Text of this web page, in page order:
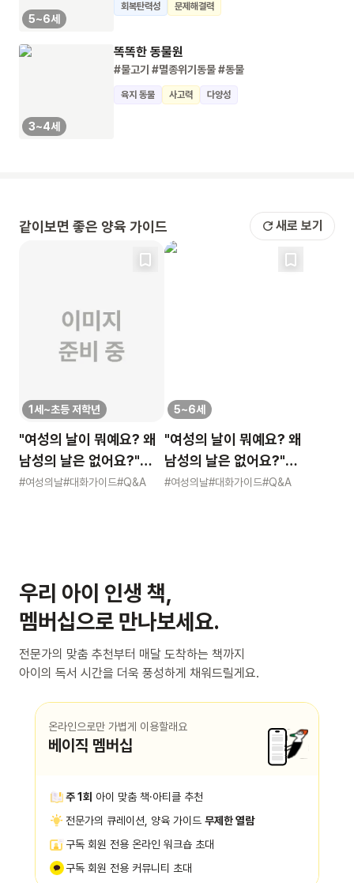
5~6세
회복탄력성
문제해결력
3~4세
똑똑한 동물원
#물고기 #멸종위기동물#동물
육지 동물 사고력 다양성
같이보면 좋은 양육 가이드 새로 보기
1세~초등 저학년
"여성의 날이 뭐예요? 왜
남성의 날은 없어요?"
묻는 어린이에게 이렇게
#여성의날#대화가이드#Q&A
5~6세
"여성의 날이 뭐예요? 왜
남성의 날은 없어요?"
묻는 어린이에게 이렇게
#여성의날#대화가이드#Q&A
우리 아이 인생 책,
멤버십으로 만나보세요.
전문가의 맞춤 추천부터 매달 도착하는 책까지
아이의 독서 시간을 더욱 풍성하게 채워드릴게요.
온라인으로만 가볍게 이용할래요
베이직 멤버십
주 1회 아이 맞춤 책·아티클 추천
전문가의 큐레이션, 양육 가이드 무제한 열람
구독 회원 전용 온라인 워크숍 초대
구독 회원 전용 커뮤니티 초대